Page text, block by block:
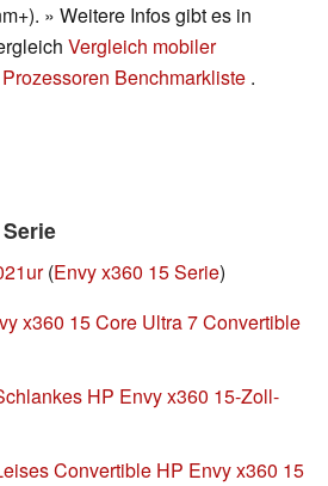
» Weitere Infos gibt es in
Vergleich mobiler
Prozessoren Benchmarkliste .
(Envy x360 15 Serie)
x360 15 Core Ultra 7 Convertible
HP Envy x360 15-Zoll-
Convertible HP Envy x360 15